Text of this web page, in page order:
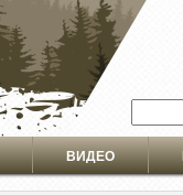
ВИДЕО